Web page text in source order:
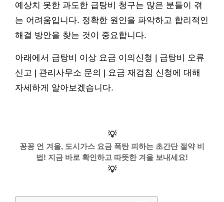
예상치 못한 과도한 급탕비 청구는 많은 분들이 겪
는 어려움입니다. 정확한 원인을 파악하고 합리적인
해결 방안을 찾는 것이 중요합니다.
아래에서 급탕비 이상 요금 이의신청 | 급탕비 오류
신고 | 관리사무소 문의 | 요금 재검침 신청에 대해
자세하게 알아보겠습니다.
💡
꽁꽁 언 겨울, 도시가스 요금 폭탄 피하는 초간단 절약 비
법! 지금 바로 확인하고 따뜻한 겨울 보내세요!
💡